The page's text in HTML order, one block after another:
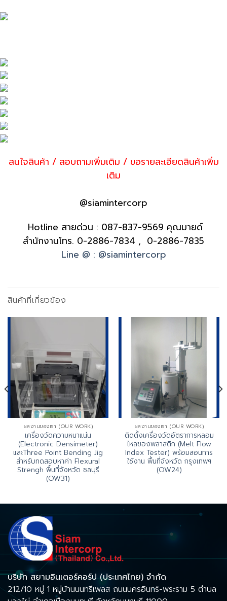
สนใจสินค้า / สอบถามเพิ่มเติม / ขอรายละเอียดสินค้าเพิ่ม
เติม
@siamintercorp
Hotline สายด่วน : 087-837-9569 คุณมายด์
สำนักงานโทร. 0-2886-7834 , 0-2886-7835
Line @ : @siamintercorp
สินค้าที่เกี่ยวข้อง
ผลงานของเรา (OUR WORK)
เครื่องวัดความหนาแน่น
(Electronic Densimeter)
และThree Point Bending Jig
สำหรับทดสอบหาค่า Flexural
Strengh พื้นที่จังหวัด ชลบุรี
(OW31)
ผลงานของเรา (OUR WORK)
ติดตั้งเครื่องวัดอัตราการหลอม
ไหลของพลาสติก (Melt Flow
Index Tester) พร้อมสอนการ
ใช้งาน พื้นที่จังหวัด กรุงเทพฯ
(OW24)
บริษัท สยามอินเตอร์คอร์ป (ประเทศไทย) จำกัด
212/10 หมู่ 1 หมู่บ้านนนทรีเพลส ถนนนครอินทร์-พระราม 5 ตำบล